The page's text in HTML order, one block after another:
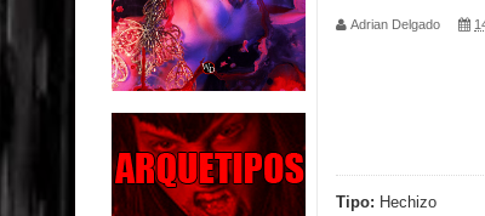
Parte 04: Oídos Sordos
Parte 03: La Traición
Parte 02: Vuelve el Hijo Prodigo
Parte 01: El Comienzo
Adrian Delgado
Tipo: Hechizo